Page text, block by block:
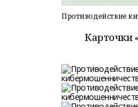
Противодействие
Карточки